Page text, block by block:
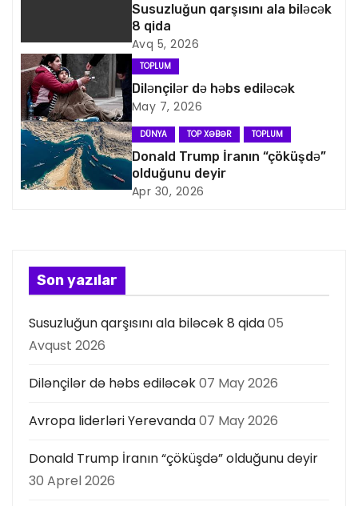
i
q
a
s
i
s
ı
Susuzluğun qarşısını ala biləcək
8 qida
Avq 5, 2026
TOPLUM
Dilənçilər də həbs ediləcək
May 7, 2026
DÜNYA TOP XƏBƏR TOPLUM
Donald Trump İranın “çöküşdə”
olduğunu deyir
Apr 30, 2026
Son yazılar
Susuzluğun qarşısını ala biləcək 8 qida05
Avqust 2026
Dilənçilər də həbs ediləcək07 May 2026
Avropa liderləri Yerevanda07 May 2026
Donald Trump İranın “çöküşdə” olduğunu deyir
30 Aprel 2026